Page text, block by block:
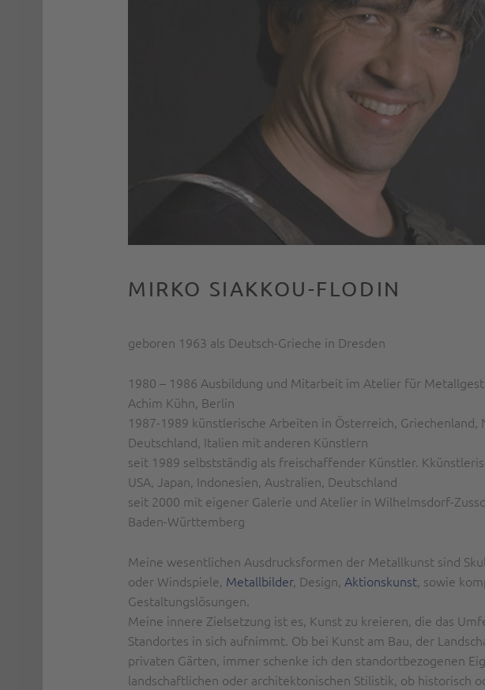
MIRKO SIAKKOU-FLODIN
geboren 1963 als Deutsch-Grieche in Dresden
1980 – 1986 Ausbildung und Mitarbeit im Atelier für
Achim Kühn, Berlin
1987-1989 künstlerische Arbeiten in Österreich, Griechenland,
Deutschland, Italien mit anderen Künstlern
seit 1989 selbstständig als freischaffender Künstler.
USA, Japan, Indonesien, Australien, Deutschland
seit 2000 mit eigener Galerie und Atelier in Wilhelmsdorf-
Baden-Württemberg
Meine wesentlichen Ausdrucksformen der Metallkunst sind
oder Windspiele, Metallbilder, Design, Aktionskunst, sowie
Gestaltungslösungen.
Meine innere Zielsetzung ist es, Kunst zu kreieren, die das
Standortes in sich aufnimmt. Ob bei Kunst am Bau, der
privaten Gärten, immer schenke ich den standortbezogenen
landschaftlichen oder architektonischen Stilistik, ob historisch